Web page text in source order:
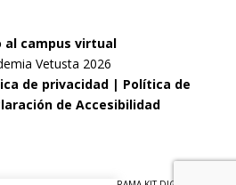
al campus virtual
Vetusta 2026
de privacidad| Política de
de Accesibilidad